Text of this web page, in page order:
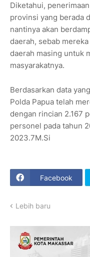
Diketahui,
provinsi yang berada
nantinya akan
daerah, sebab
daerah masing untuk
masyarakatnya.
Berdasarkan data
Polda Papua telah
dengan rincian 2.167
personel pada tahun
2023.7M.Si
Facebook
Lebih baru